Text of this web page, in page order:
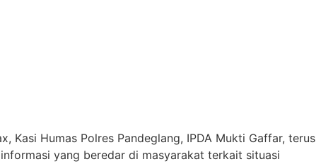
Kasi Humas Polres Pandeglang, IPDA Mukti Gaffar, terus
yang beredar di masyarakat terkait situasi